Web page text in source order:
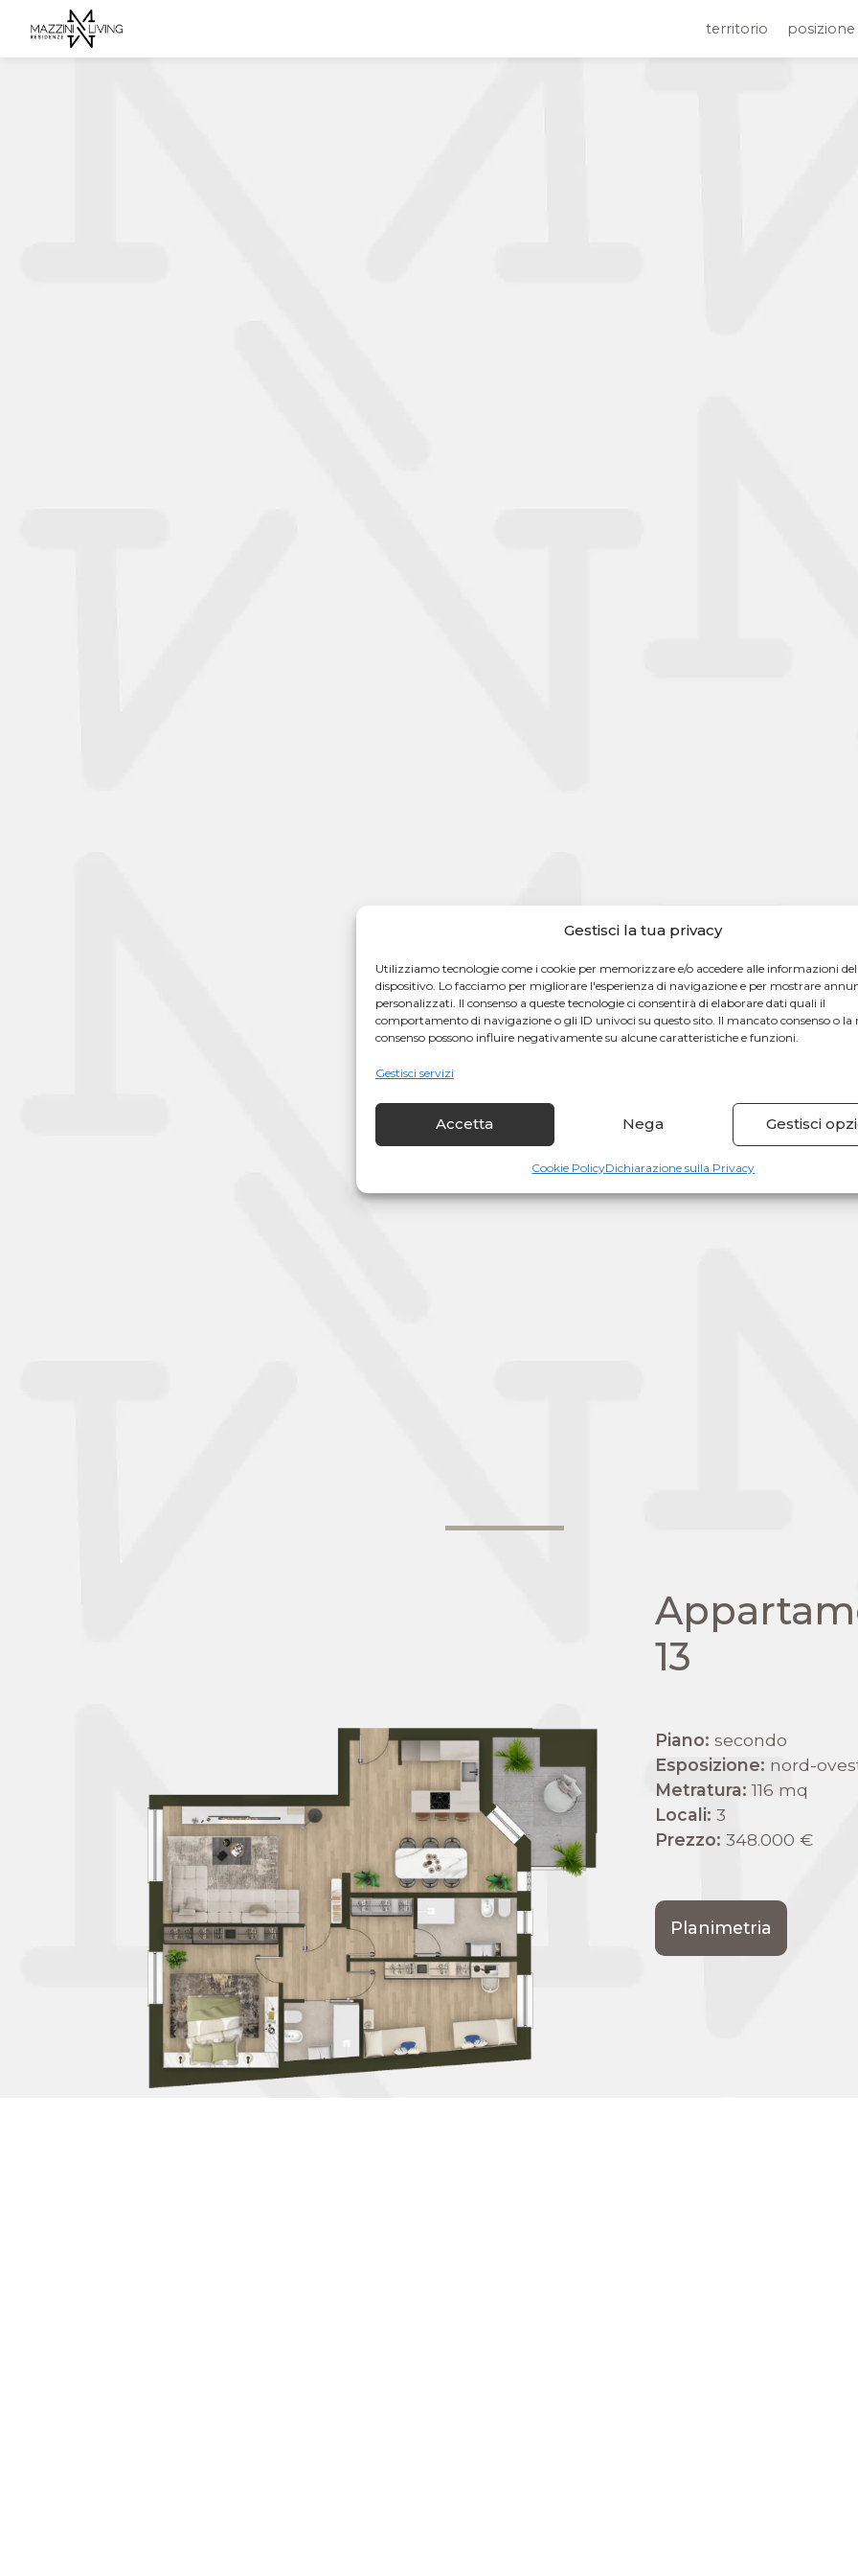
Gestisci la tua privacy
Utilizziamo tecnologie come i cookie per memorizzare e/o accedere alle informazioni del
dispositivo. Lo facciamo per migliorare l'esperienza di navigazione e per mostrare
personalizzati. Il consenso a queste tecnologie ci consentirà di elaborare dati quali il
comportamento di navigazione o gli ID univoci su questo sito. Il mancato consenso o la
consenso possono influire negativamente su alcune caratteristiche e funzioni.
Gestisci servizi
Accetta Nega Gestisci
Cookie PolicyDichiarazione sulla Privacy
territorio posizione
13
Piano: secondo
Esposizione: nord-
Metratura: 116 mq
Locali: 3
Prezzo: 348.000 €
Planimetria